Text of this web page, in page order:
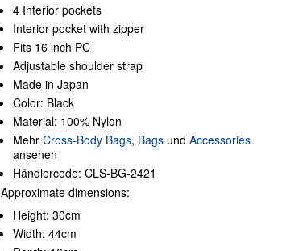
4 Interior pockets
Interior pocket with zipper
Fits 16 inch PC
Adjustable shoulder strap
Made in Japan
Color: Black
Material: 100% Nylon
Mehr Cross-Body Bags, Bags und Accessories
ansehen
Händlercode: CLS-BG-2421
Approximate dimensions:
Height: 30cm
Width: 44cm